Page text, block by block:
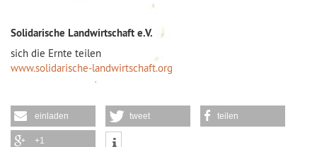
Solidarische Landwirtschaft e.V.
sich die Ernte teilen
www.solidarische-landwirtschaft.org
einladen tweet teilen
+1